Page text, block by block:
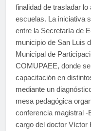
finalidad de trasladar
escuelas. La iniciativa
entre la Secretaría de
municipio de San Luis
Municipal de
COMUPAEE, donde
capacitación en
mediante un
mesa pedagógica
conferencia magistral -
cargo del doctor Víctor